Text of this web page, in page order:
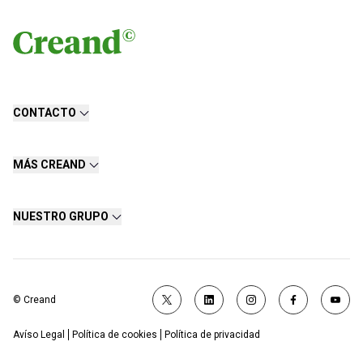
CONTACTO
MÁS CREAND
NUESTRO GRUPO
© Creand
Avíso Legal Política de cookies Política de privacidad